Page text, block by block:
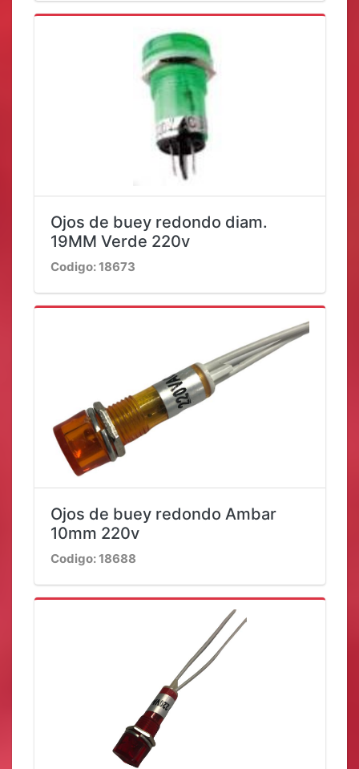
Ojos de buey redondo diam.
19MM Verde 220v
Codigo: 18673
Ojos de buey redondo Ambar
10mm 220v
Codigo: 18688